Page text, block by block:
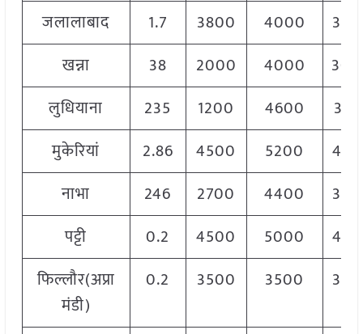
जलालाबाद 1.7 3800 4000
खन्ना
38 2000 4000
लुधियाना
235 1200 4600
मुकेरियां
2.86 4500 5200
नाभा
246 2700 4400
पट्टी
0.2 4500 5000
फिल्लौर(अप्रा
मंडी)
0.2 3500 3500